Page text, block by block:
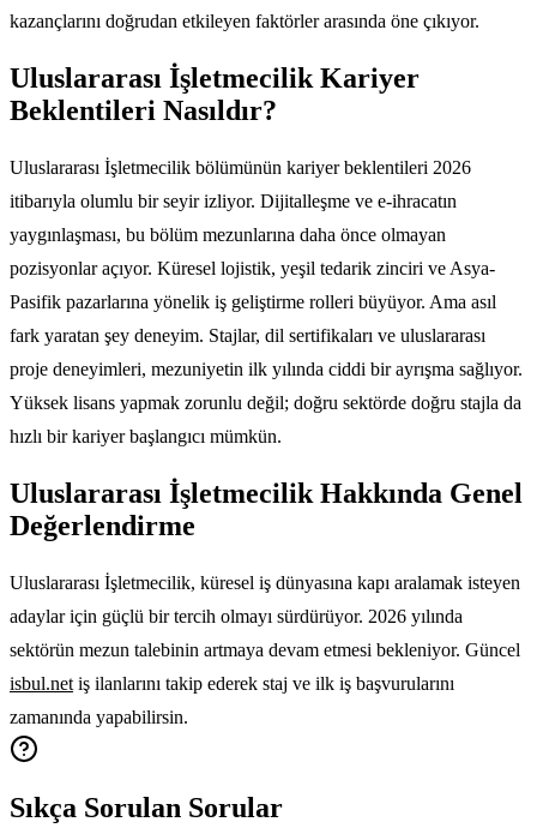
kazançlarını doğrudan etkileyen faktörler arasında öne çıkıyor.
Uluslararası İşletmecilik Kariyer
Beklentileri Nasıldır?
Uluslararası İşletmecilik bölümünün kariyer beklentileri 2026
itibarıyla olumlu bir seyir izliyor. Dijitalleşme ve e-ihracatın
yaygınlaşması, bu bölüm mezunlarına daha önce olmayan
pozisyonlar açıyor. Küresel lojistik, yeşil tedarik zinciri ve Asya-
Pasifik pazarlarına yönelik iş geliştirme rolleri büyüyor. Ama asıl
fark yaratan şey deneyim. Stajlar, dil sertifikaları ve uluslararası
proje deneyimleri, mezuniyetin ilk yılında ciddi bir ayrışma sağlıyor.
Yüksek lisans yapmak zorunlu değil; doğru sektörde doğru stajla da
hızlı bir kariyer başlangıcı mümkün.
Uluslararası İşletmecilik Hakkında Genel
Değerlendirme
Uluslararası İşletmecilik, küresel iş dünyasına kapı aralamak isteyen
adaylar için güçlü bir tercih olmayı sürdürüyor. 2026 yılında
sektörün mezun talebinin artmaya devam etmesi bekleniyor. Güncel
isbul.net iş ilanlarını takip ederek staj ve ilk iş başvurularını
zamanında yapabilirsin.
Sıkça Sorulan Sorular